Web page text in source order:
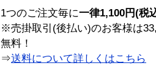
1つのご注文毎に一律1,100円(税
※売掛取引(後払い)のお客様は
無料！
⇒送料について詳しくはこちら